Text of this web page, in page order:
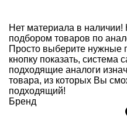
Нет материала в наличии!
подбором товаров по
Просто выберите нужные
кнопку показать, система
подходящие аналоги
товара, из которых Вы
подходящий!
Бренд